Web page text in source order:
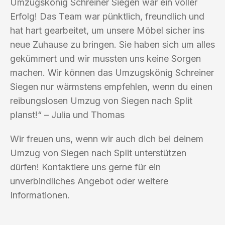
Umzugskönig Schreiner Siegen war ein voller
Erfolg! Das Team war pünktlich, freundlich und
hat hart gearbeitet, um unsere Möbel sicher ins
neue Zuhause zu bringen. Sie haben sich um alles
gekümmert und wir mussten uns keine Sorgen
machen. Wir können das Umzugskönig Schreiner
Siegen nur wärmstens empfehlen, wenn du einen
reibungslosen Umzug von Siegen nach Split
planst!“ – Julia und Thomas
Wir freuen uns, wenn wir auch dich bei deinem
Umzug von Siegen nach Split unterstützen
dürfen! Kontaktiere uns gerne für ein
unverbindliches Angebot oder weitere
Informationen.